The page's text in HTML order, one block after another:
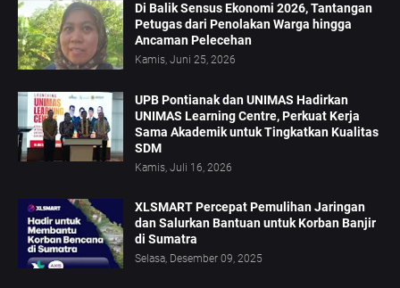
Di Balik Sensus Ekonomi 2026, Tantangan
Petugas dari Penolakan Warga hingga
Ancaman Pelecehan
Kamis, Juni 25, 2026
UPB Pontianak dan UNIMAS Hadirkan
UNIMAS Learning Centre, Perkuat Kerja
Sama Akademik untuk Tingkatkan Kualitas
SDM
Kamis, Juli 16, 2026
XLSMART Percepat Pemulihan Jaringan
dan Salurkan Bantuan untuk Korban Banjir
di Sumatra
Selasa, Desember 09, 2025